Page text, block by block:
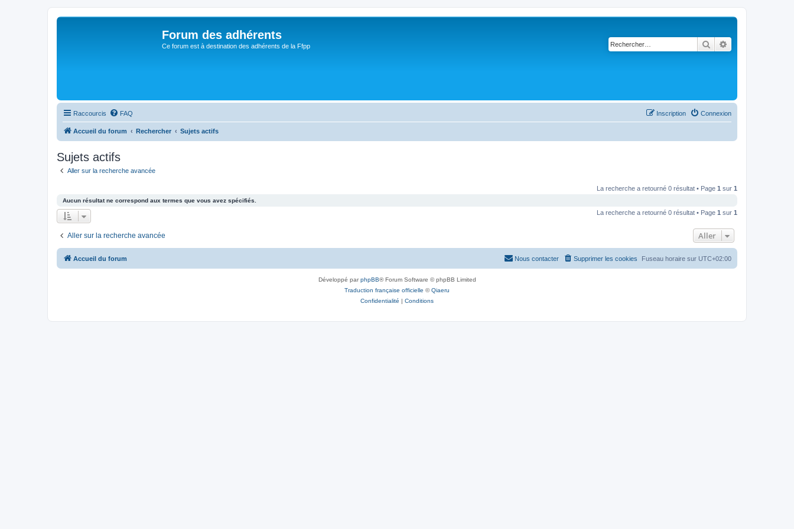
Forum des adhérents
Ce forum est à destination des adhérents de la Ffpp Rechercher
Raccourcis FAQ Connexion
Inscription
Accueil du forum Rechercher Sujets actifs
Sujets actifs
Aller sur la recherche avancée
La recherche a retourné 0 résultat • Page 1 sur 1
Aucun résultat ne correspond aux termes que vous avez spécifiés.
La recherche a retourné 0 résultat • Page 1 sur 1
Aller sur la recherche avancée Aller
Accueil du forum Fuseau horaire sur UTC+02:00
Supprimer les cookies
Nous contacter
Développé parphpBB® Forum Software © phpBB Limited
Traduction française officielle ©Qiaeru
Confidentialité | Conditions